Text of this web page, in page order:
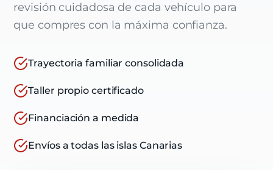
revisión cuidadosa de cada vehículo para
que compres con la máxima confianza.
Trayectoria familiar consolidada
Taller propio certificado
Financiación a medida
Envíos a todas las islas Canarias